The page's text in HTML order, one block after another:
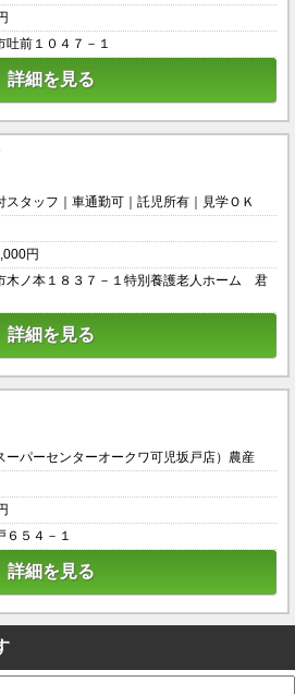
吐前１０４７－１
詳細を見る
スタッフ｜車通勤可｜託児所有｜見学ＯＫ
円
木ノ本１８３７－１特別養護老人ホーム 君
詳細を見る
ーパーセンターオークワ可児坂戸店）農産
６５４－１
詳細を見る